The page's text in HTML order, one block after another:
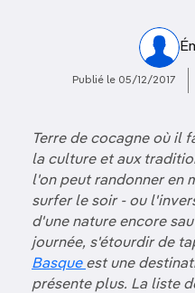
Publié le 05/12/2017
Terre de cocagne où il
la culture et aux
l'on peut randonner en
surfer le soir - ou
d'une nature encore
journée, s'étourdir de
Basque est une
présente plus. La liste